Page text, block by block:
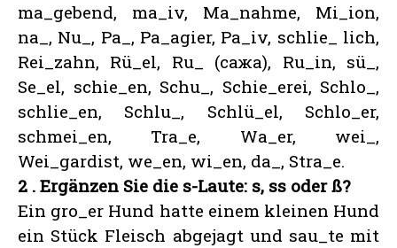
ma_gebend, ma_iv, Ma_nahme, Mi_ion,
na_, Nu_, Pa_, Pa_agier, Pa_iv, schlie_ lich,
Rei_zahn, Rü_el, Ru_ (сажа), Ru_in, sü_,
Se_el, schie_en, Schu_, Schie_erei, Schlo_,
schlie_en, Schlu_, Schlü_el, Schlo_er,
schmei_en, Tra_e, Wa_er, wei_,
Wei_gardist, we_en, wi_en, da_, Stra_e.
2 . Ergänzen Sie die s-Laute: s, ss oder ß?
Ein gro_er Hund hatte einem kleinen Hund
ein Stück Fleisch abgejagt und sau_te mit